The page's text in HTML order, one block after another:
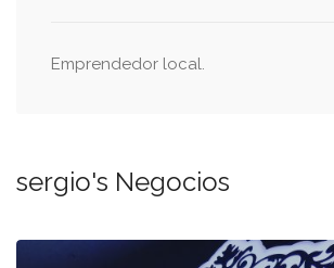
Emprendedor local.
sergio's Negocios